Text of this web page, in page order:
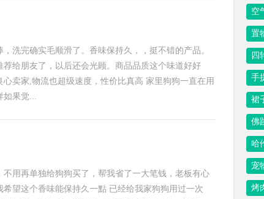
洗完确实毛顺滑了。香味保持久，，挺不错的产品。
给朋友了，以后还会光顾。商品品质这个味道好好
卖家,物流也超级速度，性价比真高 家里狗狗一直在用
如果觉...
用再单独给狗狗买了，帮我省了一大笔钱，老板有心
望这个香味能保持久一點 已经给我家狗狗用过一次
空
置
四
手
裙
佛
哈
宠
烤